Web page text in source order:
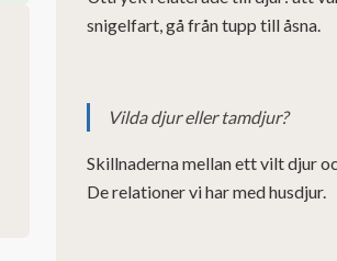
snigelfart, gå från tupp till åsna.
Vilda djur eller tamdjur?
Skillnaderna mellan ett vilt djur
De relationer vi har med husdjur.